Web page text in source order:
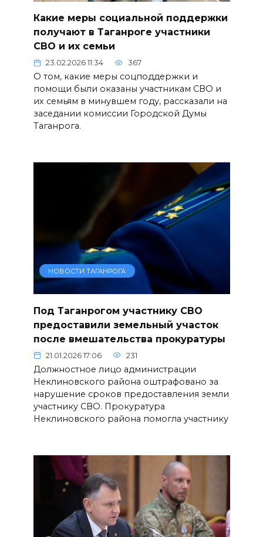
Какие меры социальной поддержки
получают в Таганроге участники
СВО и их семьи
23.02.2026 11:34 367
О том, какие меры соцподдержки и
помощи были оказаны участникам СВО и
их семьям в минувшем году, рассказали на
заседании комиссии Городской Думы
Таганрога.
НОВОСТИ ТАГАНРОГА
Под Таганрогом участнику СВО
предоставили земельный участок
после вмешательства прокуратуры
21.01.2026 17:06 231
Должностное лицо администрации
Неклиновского района оштрафовано за
нарушение сроков предоставления земли
участнику СВО. Прокуратура
Неклиновского района помогла участнику